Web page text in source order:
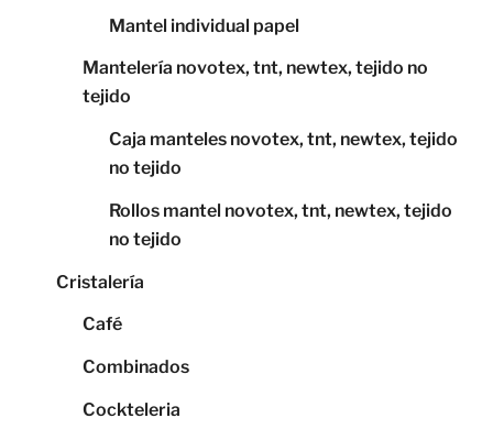
Mantel individual papel
Mantelería novotex, tnt, newtex, tejido no
tejido
Caja manteles novotex, tnt, newtex, tejido
no tejido
Rollos mantel novotex, tnt, newtex, tejido
no tejido
Cristalería
Café
Combinados
Cockteleria